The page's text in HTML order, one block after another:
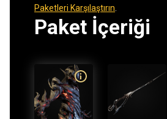
Paketleri Karşılaştırın
Paket İçeriği